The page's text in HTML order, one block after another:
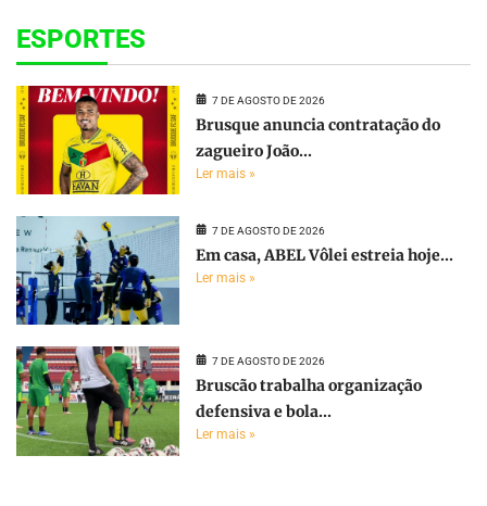
ESPORTES
7 DE AGOSTO DE 2026
Brusque anuncia contratação do
zagueiro João...
Ler mais »
7 DE AGOSTO DE 2026
Em casa, ABEL Vôlei estreia hoje...
Ler mais »
7 DE AGOSTO DE 2026
Bruscão trabalha organização
defensiva e bola...
Ler mais »